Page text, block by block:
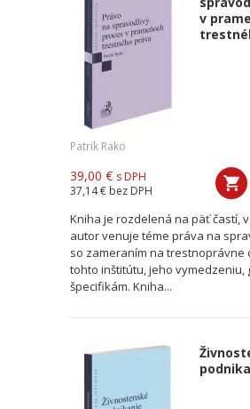
v
Patrik Rako
39,00 € s DPH
37,14 € bez DPH
Kniha je rozdelená na päť častí,
autor venuje téme práva na
so zameraním na trestnoprávne
tohto inštitútu, jeho vymedzeniu,
špecifikám. Kniha...